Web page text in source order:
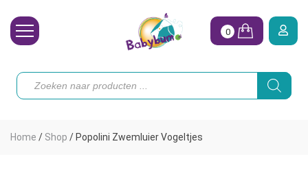
Toebehoren
0
Producten
zoeken
Home / Shop / Popolini Zwemluier Vogeltjes